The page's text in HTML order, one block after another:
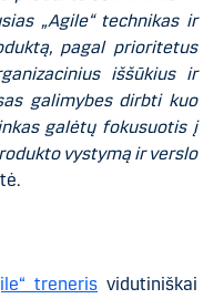
„Agile“ technikas ir
pagal prioritetus
iššūkius ir
galimybes dirbti kuo
galėtų fokusuotis į
vystymą ir verslo
treneris vidutiniškai